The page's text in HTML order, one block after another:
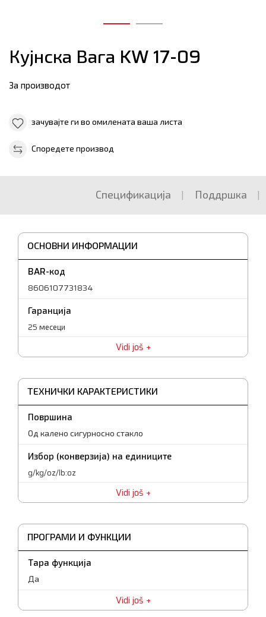
Кујнска Вага KW 17-09
За производот
зачувајте ги во омилената ваша листа
Споредете производ
Спецификација Поддршка
ОСНОВНИ ИНФОРМАЦИИ
BAR-код
8606107731834
Гаранција
25 месеци
Vidi još
ТЕХНИЧКИ КАРАКТЕРИСТИКИ
Површина
Од калено сигурносно стакло
Избор (конверзија) на единиците
g/kg/oz/lb:oz
Функционални тастери
Тара функција, површина од калено сигурно стакло,
автоматско исклучување
Vidi još
ПРОГРАМИ И ФУНКЦИИ
Тара функција
Да
Vidi još